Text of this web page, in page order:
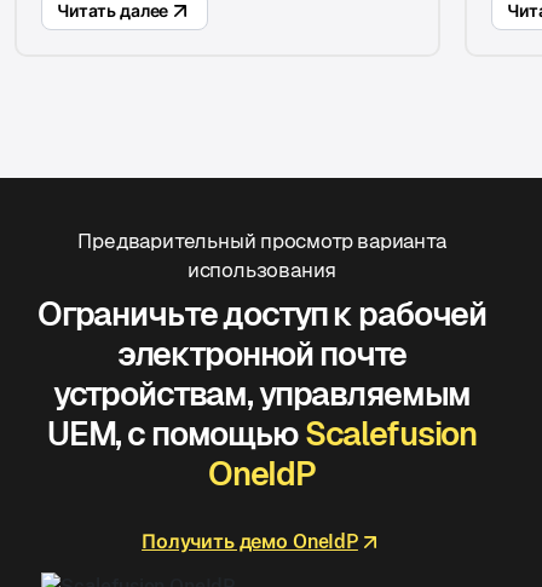
Читать далее
Предварительный просмотр варианта
использования
Ограничьте доступ к рабочей
электронной почте
устройствам, управляемым
UEM, с помощьюScalefusion
OneIdP
Получить демо OneIdP